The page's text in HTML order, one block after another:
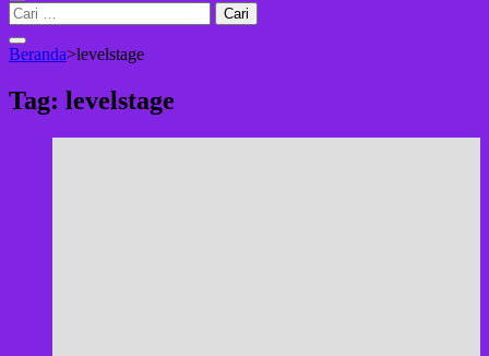
Cari
untuk:
Beranda>levelstage
Tag: levelstage